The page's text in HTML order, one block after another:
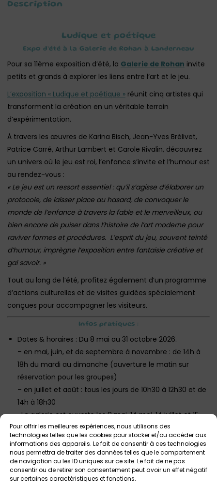
Pour offrir les meilleures expériences, nous utilisons des
technologies telles que les cookies pour stocker et/ou accéder aux
informations des appareils. Le fait de consentir à ces technologies
nous permettra de traiter des données telles que le comportement
de navigation ou les ID uniques sur ce site. Le fait de ne pas
consentir ou de retirer son consentement peut avoir un effet négatif
sur certaines caractéristiques et fonctions.
Description
Ludique et poétique
Expo d’été à la Galerie de Rohan à Landerneau
Pour sa 11ème exposition d’été, la Galerie de Rohan invite
petits et grands à explorer les liens entre l’art et le jeu.
L’exposition « Ludique et poétique » réunit cinq artistes qui
transforment la création en un véritable terrain
d’expérimentation.
À travers les œuvres de Karina Bisch, Jean-Yves Brélivet,
Patrice Carré, Arthur Lambert et Carole Rivalin, découvrez
un univers où le jeu est roi, l’enfance s’invite et l’humour est
au rendez-vous :
« Le jeu est un ressort essentiel : qu’il s’agisse d’élaborer un
protocole, de laisser place au hasard, de convoquer le
monde de l’enfance à travers la fable et le merveilleux, ou
bien encore de puiser dans l’histoire de l’art moderne pour
raviver formes et procédures. L’esprit du jeu, souvent teinté
d’humour, imprègne l’exposition entre fantaisie créative et
gai savoir. »
Tout au long de l’été, profitez également d’un programme
d’actions culturelles et de visites guidées spécialement
conçues pour accompagner les visiteurs.
Infos pratiques :
Dates & horaires : Du 8 mai au 31 octobre 2026.
– en mai, juin, et de septembre à novembre : de 14h à
18h du mardi au dimanche (ouverture le matin sur
réservation pour les groupes)
– en juillet et août : tous les jours de 10h30 à 12h30 et de
14h à 18h30
-La galerie est ouverte les 8 mai, 14 mai, 14 juillet et 15
août aux horaires habituels.
Lieu : Galerie de Rohan, Place Saint-Thomas,
Landerneau.
Tarif : Gratuit pour tous.